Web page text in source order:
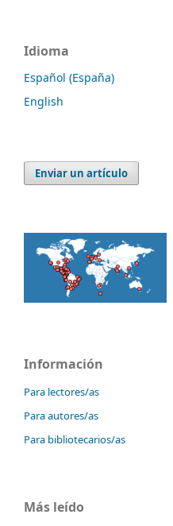
Idioma
Español (España)
English
Enviar un artículo
Información
Para lectores/as
Para autores/as
Para bibliotecarios/as
Más leído